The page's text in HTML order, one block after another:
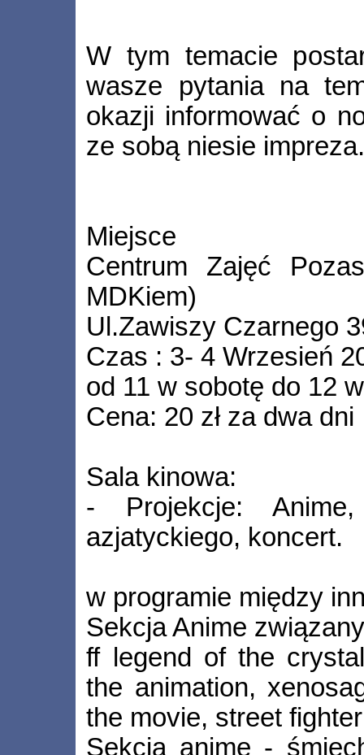
W tym temacie
wasze pytania na
okazji informować o
ze sobą niesie
Miejsce
Centrum Zajęć
MDKiem)
Ul.Zawiszy Czarnego
Czas : 3- 4 Wrzesień
od 11 w sobotę do 12
Cena: 20 zł za dwa dni
Sala kinowa:
- Projekcje:
azjatyckiego, koncert.
w programie między
Sekcja Anime
ff legend of the
the animation,
the movie, street fighter
Sekcja anime -